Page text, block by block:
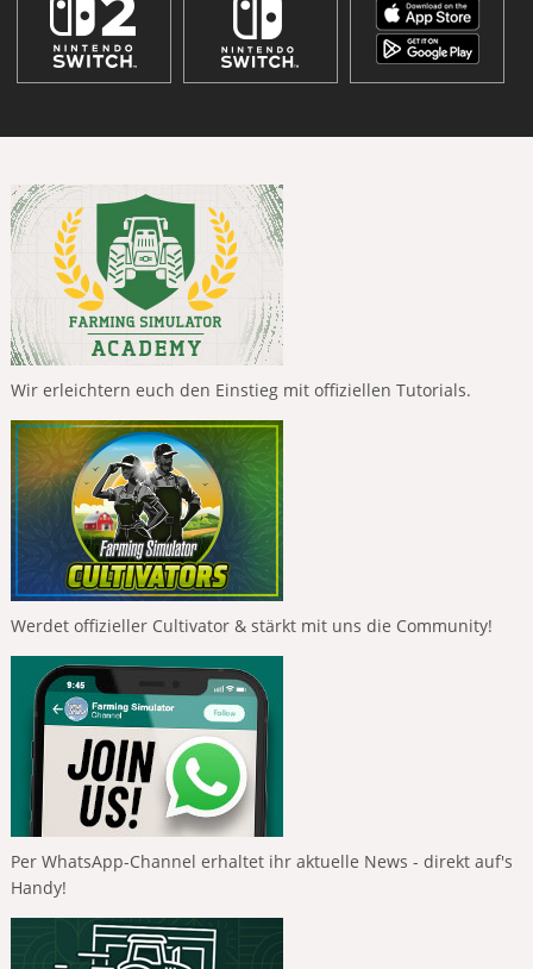
Wir erleichtern euch den Einstieg mit offiziellen Tutorials.
Werdet offizieller Cultivator & stärkt mit uns die Community!
Per WhatsApp-Channel erhaltet ihr aktuelle News - direkt auf's
Handy!